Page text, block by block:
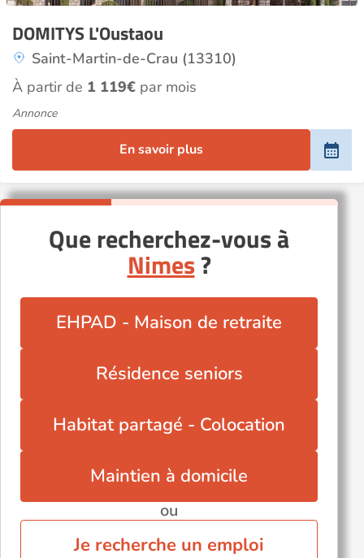
DOMITYS L'Oustaou
Saint-Martin-de-Crau (13310)
À partir de 1 119€ par mois
Annonce
En savoir plus
Que recherchez-vous à
Nimes?
EHPAD - Maison de retraite
Résidence seniors
Habitat partagé - Colocation
Maintien à domicile
ou
Je recherche un emploi